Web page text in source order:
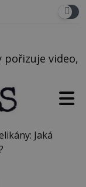
před
Jaká